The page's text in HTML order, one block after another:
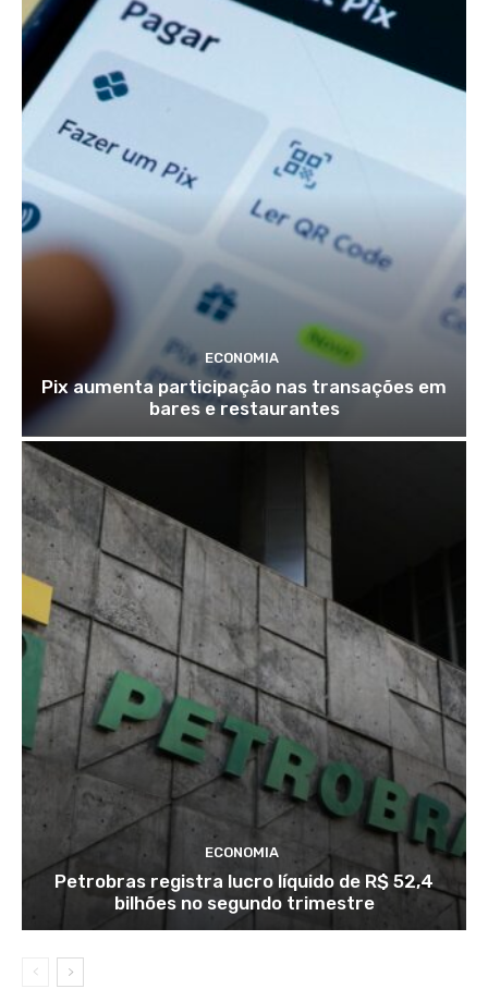
ECONOMIA
Pix aumenta participação nas transações em
bares e restaurantes
ECONOMIA
Petrobras registra lucro líquido de R$ 52,4
bilhões no segundo trimestre